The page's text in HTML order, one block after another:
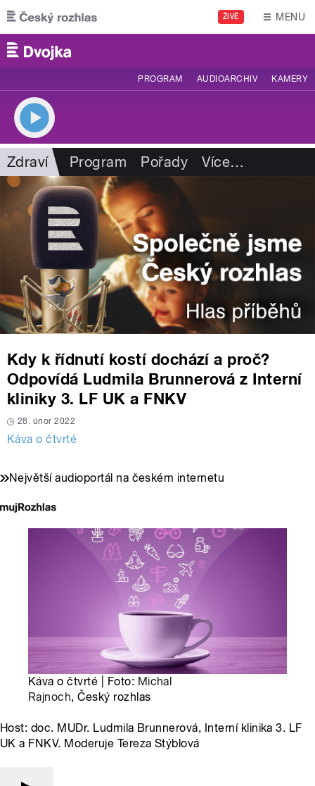
Přejít k hlavnímu obsahu
ŽIVĚ MENU
PROGRAM AUDIOARCHIV KAMERY
Zdraví Program Pořady Více…
Kdy k řídnutí kostí dochází a proč?
Odpovídá Ludmila Brunnerová z Interní
kliniky 3. LF UK a FNKV
28. únor 2022
Káva o čtvrté
Největší audioportál na českém internetu
Káva o čtvrté | Foto: Michal
Rajnoch, Český rozhlas
Host: doc. MUDr. Ludmila Brunnerová, Interní klinika 3. LF
UK a FNKV. Moderuje Tereza Stýblová